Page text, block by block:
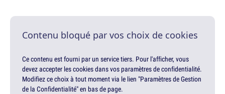
Contenu bloqué par vos choix de cookies
Ce contenu est fourni par un service tiers. Pour l'afficher, vous
devez accepter les cookies dans vos paramètres de confidentialité.
Modifiez ce choix à tout moment via le lien "Paramètres de Gestion
de la Confidentialité" en bas de page.